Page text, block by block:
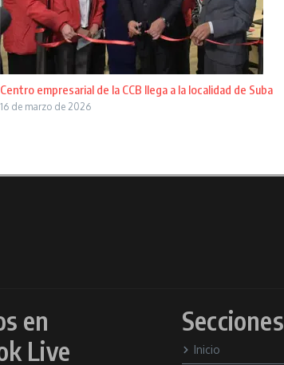
Centro empresarial de la CCB llega a la localidad de Suba
16 de marzo de 2026
en
Live
Secciones
Inicio